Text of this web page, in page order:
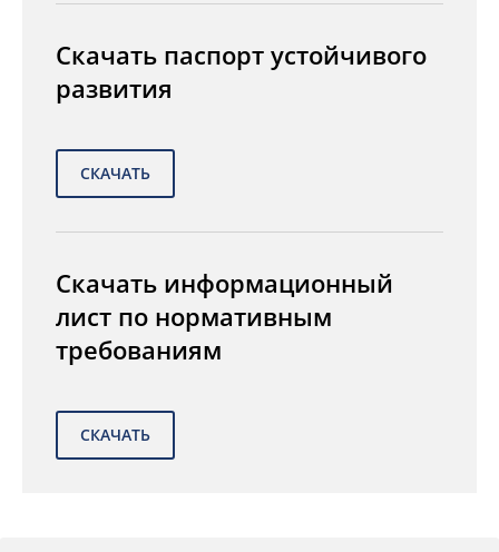
Скачать паспорт устойчивого
развития
Скачать информационный
лист по нормативным
требованиям